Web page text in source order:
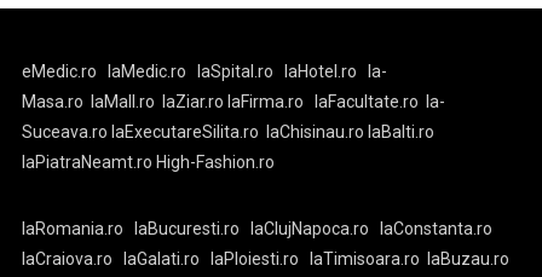
eMedic.ro laMedic.ro laSpital.ro laHotel.ro
la-
Masa.ro
laMall.ro laZiar.ro laFirma.ro laFacultate.ro
la-
Suceava.ro laExecutareSilita.ro laChisinau.ro laBalti.ro
laPiatraNeamt.ro High-Fashion.ro
laRomania.ro laBucuresti.ro laClujNapoca.ro
laConstanta.ro
laCraiova.ro
laGalati.ro laPloiesti.ro laTimisoara.ro
laBuzau.ro